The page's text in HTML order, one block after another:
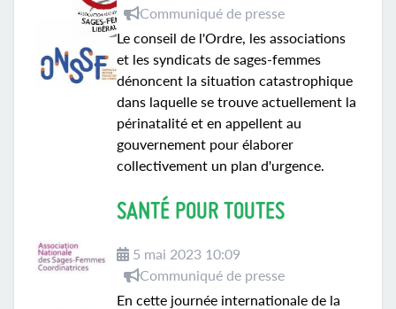
Communiqué de presse
Le conseil de l'Ordre, les associations
et les syndicats de sages-femmes
dénoncent la situation catastrophique
dans laquelle se trouve actuellement la
périnatalité et en appellent au
gouvernement pour élaborer
collectivement un plan d'urgence.
SANTÉ POUR TOUTES
5 mai 2023 10:09
Communiqué de presse
En cette journée internationale de la